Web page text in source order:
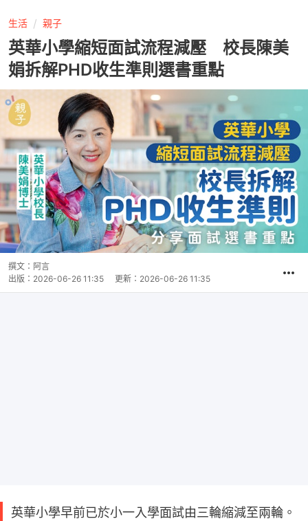
生活 親子
英華小學縮短面試流程減壓 校長陳美
娟拆解PHD收生準則選書重點
撰文： 阿言
出版： 2026-06-26 11:35 更新： 2026-06-26 11:35
英華小學早前已於小一入學面試由三輪縮減至兩輪。